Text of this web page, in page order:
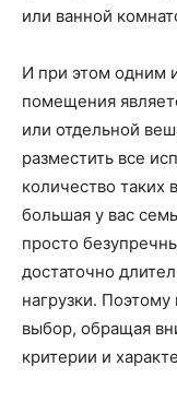
или ванной
И при этом одним
помещения
или отдельной
разместить все
количество таких
большая у вас
просто
достаточно
нагрузки.
выбор, обращая
критерии и